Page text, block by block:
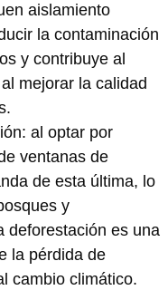
aislamiento
la contaminación
y contribuye al
mejorar la calidad
al optar por
ventanas de
de esta última, lo
y
deforestación es una
la pérdida de
cambio climático.